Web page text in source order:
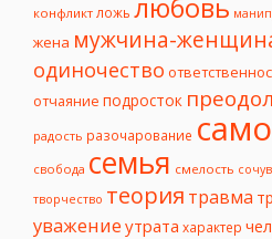
конфликт ложь любовь
жена мужчина-
одиночество
отчаяние подросток
радость разочарование
свобода семья смелость
творчество теория травма
уважение утрата характер